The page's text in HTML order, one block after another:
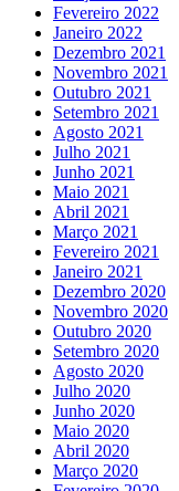
Fevereiro 2022
Janeiro 2022
Dezembro 2021
Novembro 2021
Outubro 2021
Setembro 2021
Agosto 2021
Julho 2021
Junho 2021
Maio 2021
Abril 2021
Março 2021
Fevereiro 2021
Janeiro 2021
Dezembro 2020
Novembro 2020
Outubro 2020
Setembro 2020
Agosto 2020
Julho 2020
Junho 2020
Maio 2020
Abril 2020
Março 2020